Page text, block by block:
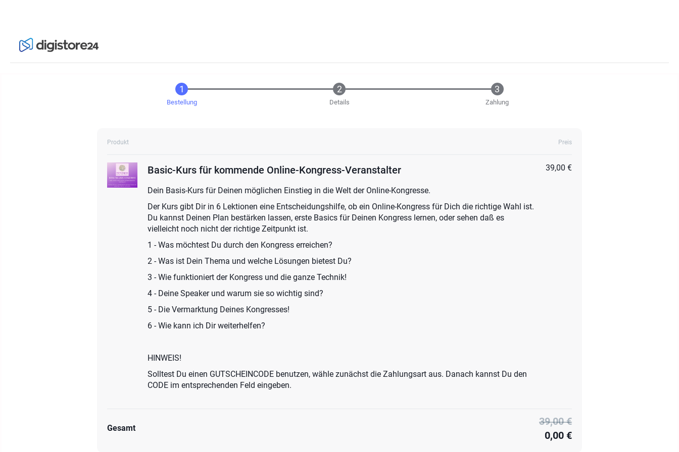
Bestellung Details Zahlung
Produkt Preis
Basic-Kurs für kommende Online-Kongress-Veranstalter
Dein Basis-Kurs für Deinen möglichen Einstieg in die Welt der Online-Kongresse.
Der Kurs gibt Dir in 6 Lektionen eine Entscheidungshilfe, ob ein Online-Kongress für Dich die richtige Wahl ist.
Du kannst Deinen Plan bestärken lassen, erste Basics für Deinen Kongress lernen, oder sehen daß es
vielleicht noch nicht der richtige Zeitpunkt ist.
1 - Was möchtest Du durch den Kongress erreichen?
2 - Was ist Dein Thema und welche Lösungen bietest Du?
3 - Wie funktioniert der Kongress und die ganze Technik!
4 - Deine Speaker und warum sie so wichtig sind?
5 - Die Vermarktung Deines Kongresses!
6 - Wie kann ich Dir weiterhelfen?
HINWEIS!
Solltest Du einen GUTSCHEINCODE benutzen, wähle zunächst die Zahlungsart aus. Danach kannst Du den
CODE im entsprechenden Feld eingeben.
39,00 €
Gesamt
39,00 €
0,00 €